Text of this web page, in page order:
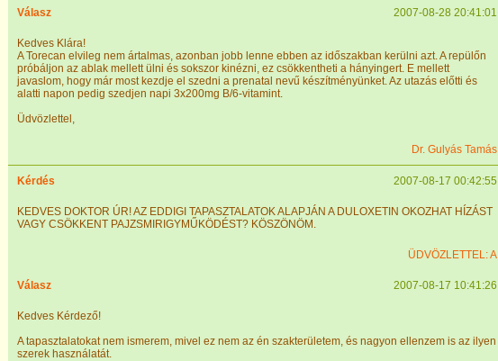
Válasz 2007-08-28 20:41:01
Kedves Klára!
A Torecan elvileg nem ártalmas, azonban jobb lenne ebben az időszakban kerülni azt. A repülőn
próbáljon az ablak mellett ülni és sokszor kinézni, ez csökkentheti a hányingert. E mellett
javaslom, hogy már most kezdje el szedni a prenatal nevű készítményünket. Az utazás előtti és
alatti napon pedig szedjen napi 3x200mg B/6-vitamint.
Üdvözlettel,
Dr. Gulyás Tamás
Kérdés 2007-08-17 00:42:55
KEDVES DOKTOR ÚR! AZ EDDIGI TAPASZTALATOK ALAPJÁN A DULOXETIN OKOZHAT HÍZÁST
VAGY CSÖKKENT PAJZSMIRIGYMŰKÖDÉST? KÖSZÖNÖM.
ÜDVÖZLETTEL: A
Válasz 2007-08-17 10:41:26
Kedves Kérdező!
A tapasztalatokat nem ismerem, mivel ez nem az én szakterületem, és nagyon ellenzem is az ilyen
szerek használatát.